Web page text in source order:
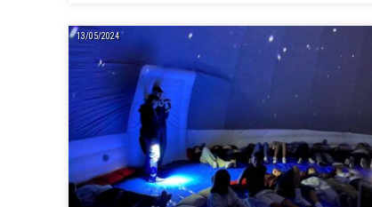
13/05/2024